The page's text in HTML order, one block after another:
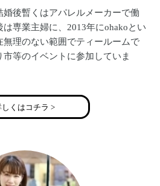
後暫くはアパレルメーカーで働
専業主婦に、2013年にohakoとい
無理のない範囲でティールームで
等のイベントに参加していま
しくはコチラ >